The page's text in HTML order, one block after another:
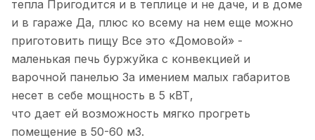
тепла Пригодится и в теплице и не даче, и в доме
и в гараже Да, плюс ко всему на нем еще можно
приготовить пищу Все это «Домовой» -
маленькая печь буржуйка с конвекцией и
варочной панелью За имением малых габаритов
несет в себе мощность в 5 кВТ,
что дает ей возможность мягко прогреть
помещение в 50-60 м3.